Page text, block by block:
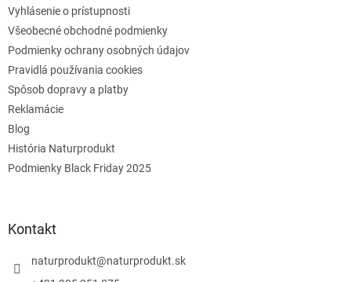
Vyhlásenie o prístupnosti
Všeobecné obchodné podmienky
Podmienky ochrany osobných údajov
Pravidlá používania cookies
Spôsob dopravy a platby
Reklamácie
Blog
História Naturprodukt
Podmienky Black Friday 2025
Kontakt
naturprodukt@naturprodukt.sk